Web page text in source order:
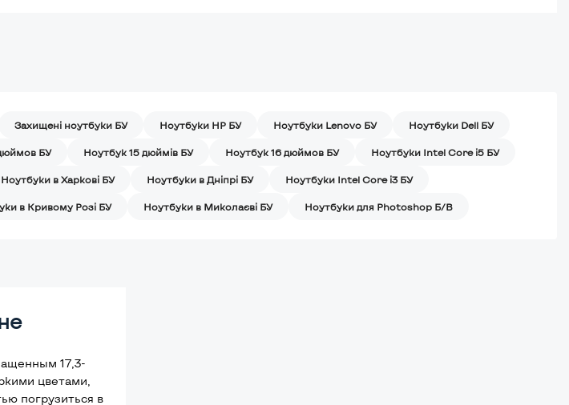
Захищені ноутбуки БУ Ноутбуки HP БУ Ноутбуки Lenovo БУ Ноутбуки Dell БУ
БУ Ноутбук 15 дюймів БУ Ноутбук 16 дюймов БУ Ноутбуки Intel Core i5 БУ
Ноутбуки в Харкові БУ Ноутбуки в Дніпрі БУ Ноутбуки Intel Core i3 БУ
в Кривому Розі БУ Ноутбуки в Миколаєві БУ Ноутбуки для Photoshop Б/В
17,3-
цветами,
погрузиться в